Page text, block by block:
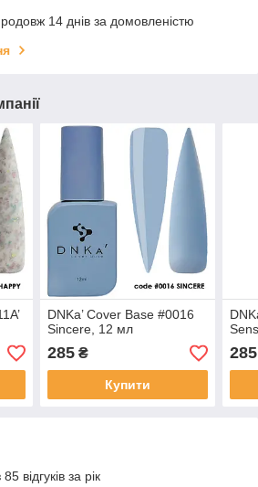
14 днів за домовленістю
DNKa’ Cover Base #0016
Sincere, 12 мл
285₴
Купити
285
відгуків за рік